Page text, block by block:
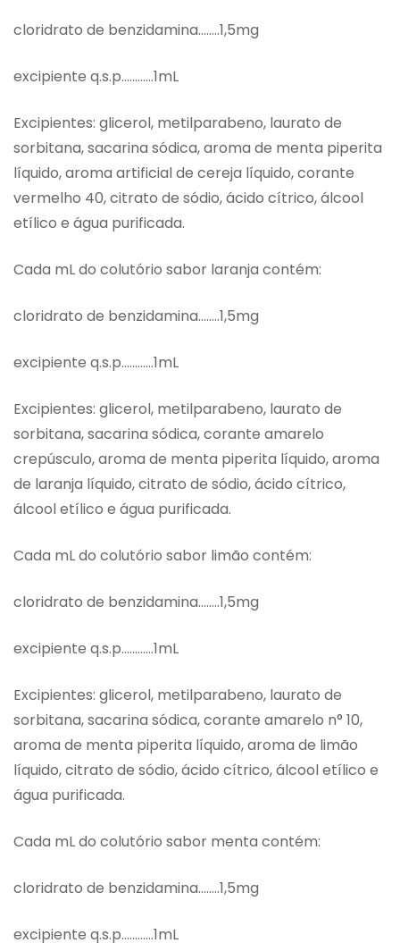
cloridrato de benzidamina……..1,5mg
excipiente q.s.p…………1mL
Excipientes: glicerol, metilparabeno, laurato de
sorbitana, sacarina sódica, aroma de menta piperita
líquido, aroma artificial de cereja líquido, corante
vermelho 40, citrato de sódio, ácido cítrico, álcool
etílico e água purificada.
Cada mL do colutório sabor laranja contém:
cloridrato de benzidamina……..1,5mg
excipiente q.s.p…………1mL
Excipientes: glicerol, metilparabeno, laurato de
sorbitana, sacarina sódica, corante amarelo
crepúsculo, aroma de menta piperita líquido, aroma
de laranja líquido, citrato de sódio, ácido cítrico,
álcool etílico e água purificada.
Cada mL do colutório sabor limão contém:
cloridrato de benzidamina……..1,5mg
excipiente q.s.p…………1mL
Excipientes: glicerol, metilparabeno, laurato de
sorbitana, sacarina sódica, corante amarelo n° 10,
aroma de menta piperita líquido, aroma de limão
líquido, citrato de sódio, ácido cítrico, álcool etílico e
água purificada.
Cada mL do colutório sabor menta contém:
cloridrato de benzidamina……..1,5mg
excipiente q.s.p…………1mL